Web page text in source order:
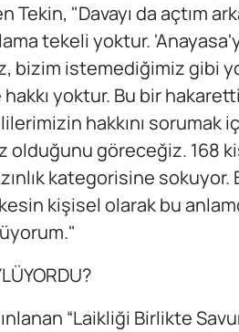
Tekin, "Davayı da açtım
tekeli yoktur.
bizim istemediğimiz gibi
hakkı yoktur. Bu bir
hakkını sorumak
olduğunu göreceğiz. 168
kategorisine sokuyor.
kişisel olarak bu
“Laikliği Birlikte